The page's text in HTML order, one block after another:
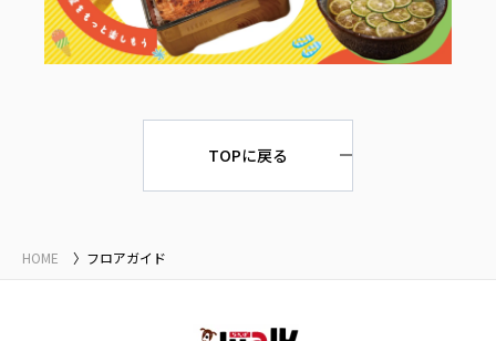
TOPに戻る
HOME フロアガイド